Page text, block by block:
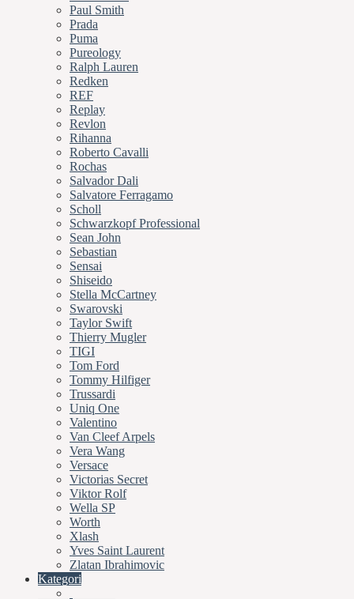
Paul Smith
Prada
Puma
Pureology
Ralph Lauren
Redken
REF
Replay
Revlon
Rihanna
Roberto Cavalli
Rochas
Salvador Dali
Salvatore Ferragamo
Scholl
Schwarzkopf Professional
Sean John
Sebastian
Sensai
Shiseido
Stella McCartney
Swarovski
Taylor Swift
Thierry Mugler
TIGI
Tom Ford
Tommy Hilfiger
Trussardi
Uniq One
Valentino
Van Cleef Arpels
Vera Wang
Versace
Victorias Secret
Viktor Rolf
Wella SP
Worth
Xlash
Yves Saint Laurent
Zlatan Ibrahimovic
Kategori